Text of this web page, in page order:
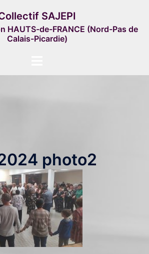
SAJEPI
HAUTS-de-FRANCE (Nord-Pas de
Calais-Picardie)
photo2